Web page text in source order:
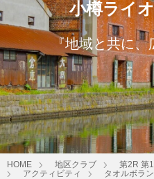
小樽ライ
『地域と共に、
HOME 地区クラブ 第2R 第
アクティビティ
タオルボラ